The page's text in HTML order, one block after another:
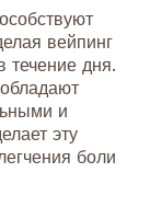
вейпинг
течение дня.
и
эту
боли